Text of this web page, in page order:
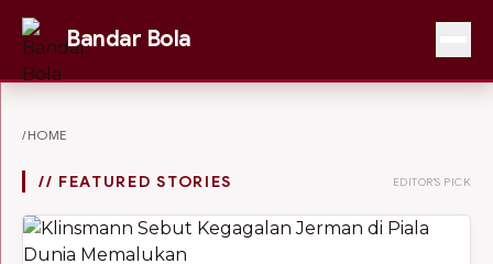
Bandar Bola
/HOME
// FEATURED STORIES EDITOR'S PICK